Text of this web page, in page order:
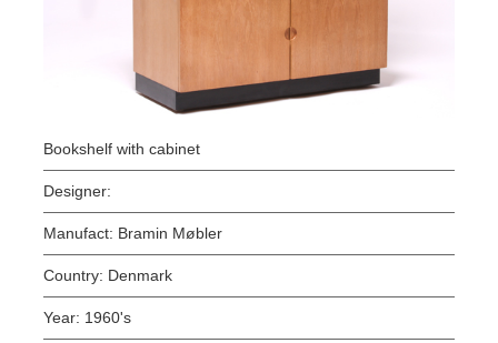
Bookshelf with cabinet
Designer:
Manufact: Bramin Møbler
Country: Denmark
Year: 1960's